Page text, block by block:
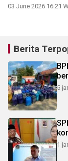
03 June 2026 16:21
Berita
5
1